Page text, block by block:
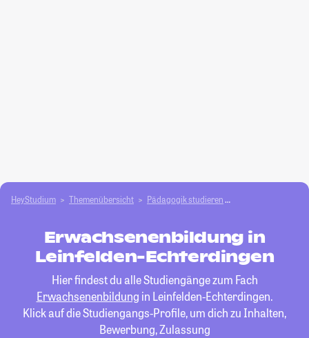
HeyStudium Themenübersicht Pädagogik studieren
Erwachsenenbildung in
Leinfelden-Echterdingen
Hier findest du alle Studiengänge zum Fach
Erwachsenenbildung in Leinfelden-Echterdingen.
Klick auf die Studiengangs-Profile, um dich zu Inhalten,
Bewerbung, Zulassung